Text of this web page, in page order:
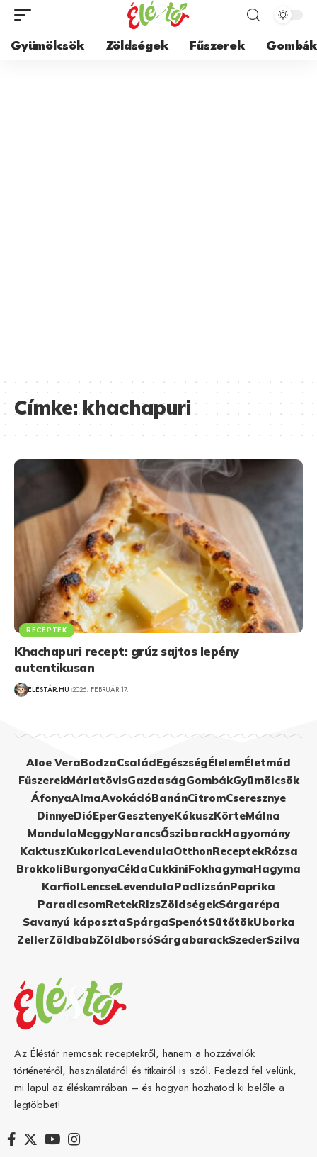
Gyümölcsök Zöldségek Fűszerek Gombák
Címke:khachapuri
RECEPTEK
Khachapuri recept: grúz sajtos lepény
autentikusan
ÉLÉSTÁR.HU 2026. FEBRUÁR 17.
Aloe VeraBodzaCsaládEgészségÉlelemÉletmód
FűszerekMáriatövisGazdaságGombákGyümölcsök
ÁfonyaAlmaAvokádóBanánCitromCseresznye
DinnyeDióEperGesztenyeKókuszKörteMálna
MandulaMeggyNarancsŐszibarackHagyomány
KaktuszKukoricaLevendulaOtthonReceptekRózsa
BrokkoliBurgonyaCéklaCukkiniFokhagymaHagyma
KarfiolLencseLevendulaPadlizsánPaprika
ParadicsomRetekRizsZöldségekSárgarépa
Savanyú káposztaSpárgaSpenótSütőtökUborka
ZellerZöldbabZöldborsóSárgabarackSzederSzilva
Az Éléstár nemcsak receptekről, hanem a hozzávalók
történetéről, használatáról és titkairól is szól. Fedezd fel velünk,
mi lapul az éléskamrában – és hogyan hozhatod ki belőle a
legtöbbet!